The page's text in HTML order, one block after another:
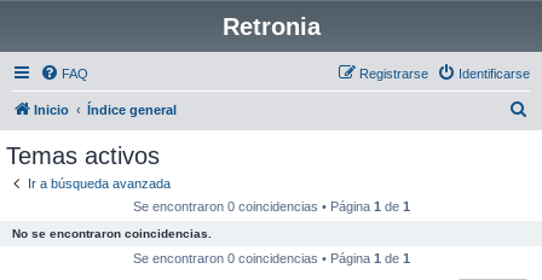
Retronia
FAQ Identificarse
Registrarse
Inicio Índice general
Temas activos
Ir a búsqueda avanzada
Se encontraron 0 coincidencias • Página 1 de 1
No se encontraron coincidencias.
Se encontraron 0 coincidencias • Página 1 de 1